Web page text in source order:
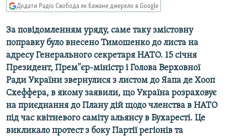
СВІТ
КИТАЙ.ВИКЛИКИ
МУЛЬТИМЕДІА
ФОТО
СПЕЦПРОЄКТИ
ПОДКАСТИ
КРИМ РЕАЛІЇ
Додати Радіо Свобода як бажане джерело в Google
За повідомленням уряду, саме таку змістовну
поправку було внесено Тимошенко до листа на
адресу Генерального секретаря НАТО. 15 січня
Президент, Прем''єр-міністр і Голова Верховної
Ради України звернулися з листом до Яапа де Хооп
Схеффера, в якому заявили, що Україна розраховує
на приєднання до Плану дій щодо членства в НАТО
під час квітневого саміту альянсу в Бухаресті. Це
викликало протест з боку Партії регіонів та